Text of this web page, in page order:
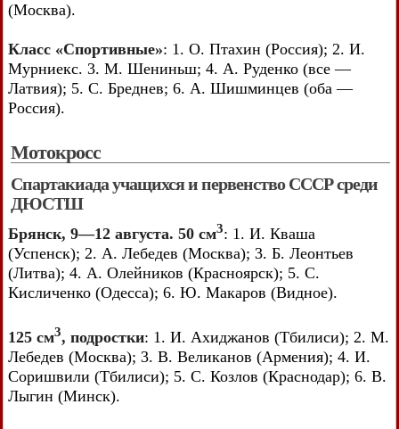
(Москва).
Класс «Спортивные»: 1. О. Птахин (Россия); 2. И.
Мурниекс. 3. М. Шениньш; 4. А. Руденко (все —
Латвия); 5. С. Бреднев; 6. А. Шишминцев (оба —
Россия).
Мотокросс
Спартакиада учащихся и первенство СССР среди
ДЮСТШ
Брянск, 9—12 августа. 50 см3: 1. И. Кваша
(Успенск); 2. А. Лебедев (Москва); 3. Б. Леонтьев
(Литва); 4. А. Олейников (Красноярск); 5. С.
Кисличенко (Одесса); 6. Ю. Макаров (Видное).
125 см3, подростки: 1. И. Ахиджанов (Тбилиси); 2. М.
Лебедев (Москва); 3. В. Великанов (Армения); 4. И.
Соришвили (Тбилиси); 5. С. Козлов (Краснодар); 6. В.
Лыгин (Минск).